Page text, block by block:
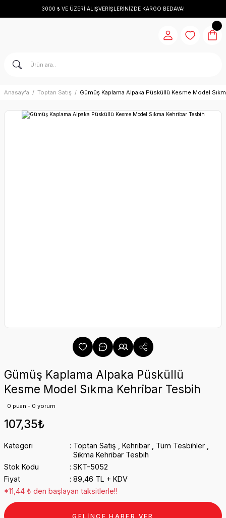
3000 ₺ VE ÜZERİ ALIŞVERİŞLERİNİZDE KARGO BEDAVA!
Anasayfa Toptan Satış Gümüş Kaplama Alpaka Püsküllü Kesme Model
Gümüş Kaplama Alpaka Püsküllü
Kesme Model Sıkma Kehribar Tesbih
0 puan - 0 yorum
107,35₺
Kategori Toptan Satış Kehribar Tüm Tesbihler
Sıkma Kehribar Tesbih
Stok Kodu
SKT-5052
Fiyat
89,46 TL + KDV
*11,44 ₺ den başlayan taksitlerle!!
GELİNCE HABER VER